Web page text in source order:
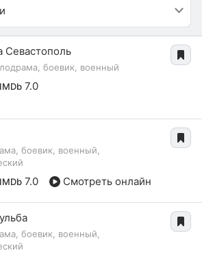
Севастополь
боевик, военный
IMDb 7.0
боевик, военный,
IMDb 7.0 Смотреть онлайн
боевик, военный,